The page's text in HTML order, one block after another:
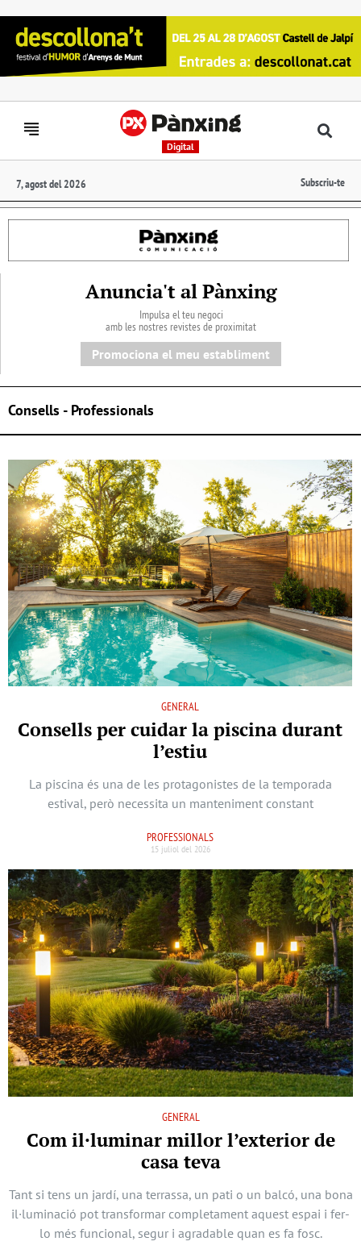
Digital
7, agost del 2026 Subscriu-te
Anuncia't al Pànxing
Impulsa el teu negoci
amb les nostres revistes de proximitat
Promociona el meu establiment
Consells - Professionals
GENERAL
Consells per cuidar la piscina durant
l’estiu
La piscina és una de les protagonistes de la temporada
estival, però necessita un manteniment constant
PROFESSIONALS
15 juliol del 2026
GENERAL
Com il·luminar millor l’exterior de
casa teva
Tant si tens un jardí, una terrassa, un pati o un balcó, una bona
il·luminació pot transformar completament aquest espai i fer-
lo més funcional, segur i agradable quan es fa fosc.